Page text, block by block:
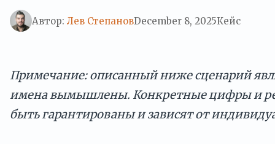
Автор: Лев СтепановDecember 8, 2025Кейс
Примечание: описанный ниже сценарий
имена вымышлены. Конкретные цифры и
быть гарантированы и зависят от